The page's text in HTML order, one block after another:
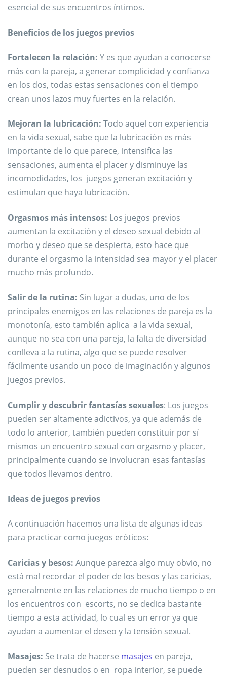
esencial de sus encuentros íntimos.
Beneficios de los juegos previos
Fortalecen la relación: Y es que ayudan a conocerse
más con la pareja, a generar complicidad y confianza
en los dos, todas estas sensaciones con el tiempo
crean unos lazos muy fuertes en la relación.
Mejoran la lubricación: Todo aquel con experiencia
en la vida sexual, sabe que la lubricación es más
importante de lo que parece, intensifica las
sensaciones, aumenta el placer y disminuye las
incomodidades, los juegos generan excitación y
estimulan que haya lubricación.
Orgasmos más intensos: Los juegos previos
aumentan la excitación y el deseo sexual debido al
morbo y deseo que se despierta, esto hace que
durante el orgasmo la intensidad sea mayor y el placer
mucho más profundo.
Salir de la rutina: Sin lugar a dudas, uno de los
principales enemigos en las relaciones de pareja es la
monotonía, esto también aplica a la vida sexual,
aunque no sea con una pareja, la falta de diversidad
conlleva a la rutina, algo que se puede resolver
fácilmente usando un poco de imaginación y algunos
juegos previos.
Cumplir y descubrir fantasías sexuales: Los juegos
pueden ser altamente adictivos, ya que además de
todo lo anterior, también pueden constituir por sí
mismos un encuentro sexual con orgasmo y placer,
principalmente cuando se involucran esas fantasías
que todos llevamos dentro.
Ideas de juegos previos
A continuación hacemos una lista de algunas ideas
para practicar como juegos eróticos:
Caricias y besos: Aunque parezca algo muy obvio, no
está mal recordar el poder de los besos y las caricias,
generalmente en las relaciones de mucho tiempo o en
los encuentros con escorts, no se dedica bastante
tiempo a esta actividad, lo cual es un error ya que
ayudan a aumentar el deseo y la tensión sexual.
Masajes: Se trata de hacerse masajes en pareja,
pueden ser desnudos o en ropa interior, se puede